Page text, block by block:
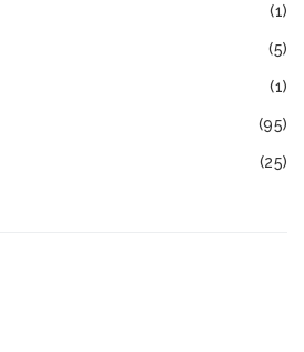
(1)
(5)
(1)
(95)
(25)